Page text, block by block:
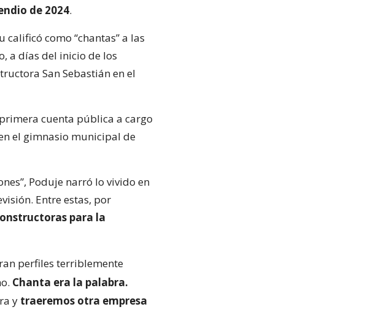
de 2024.
como “chantas” a las
a días del inicio de los
San Sebastián en el
cuenta pública a cargo
el gimnasio municipal de
Poduje narró lo vivido en
Entre estas, por
para la
perfiles terriblemente
Chanta era la palabra.
y traeremos otra empresa